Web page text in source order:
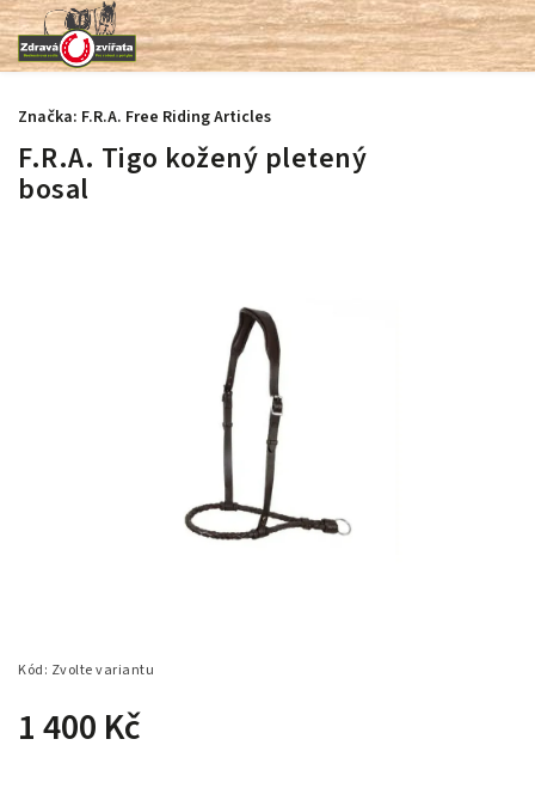
F.R.A. Tigo kožený pletený
bosal
Kód: Zvolte variantu
1 400 Kč
Značka: F.R.A. Free Riding Articles